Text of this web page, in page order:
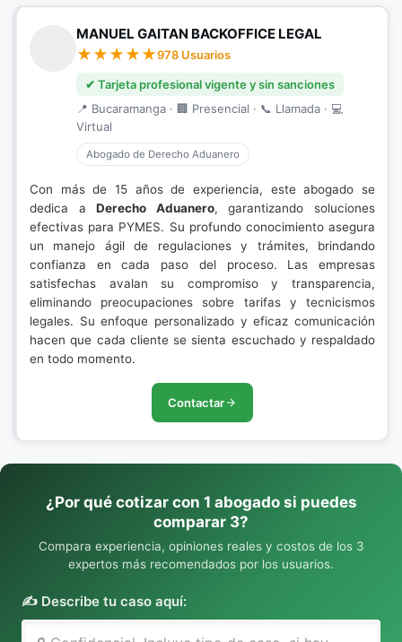
MANUEL GAITAN BACKOFFICE LEGAL
978 Usuarios
✔ Tarjeta profesional vigente y sin sanciones
📍 Bucaramanga · 🏢 Presencial · 📞 Llamada · 💻
Virtual
Abogado de Derecho Aduanero
Con más de 15 años de experiencia, este abogado se
dedica aDerecho Aduanero, garantizando soluciones
efectivas para PYMES. Su profundo conocimiento asegura
un manejo ágil de regulaciones y trámites, brindando
confianza en cada paso del proceso. Las empresas
satisfechas avalan su compromiso y transparencia,
eliminando preocupaciones sobre tarifas y tecnicismos
legales. Su enfoque personalizado y eficaz comunicación
hacen que cada cliente se sienta escuchado y respaldado
en todo momento.
Contactar
¿Por qué cotizar con 1 abogado si puedes
comparar 3?
Compara experiencia, opiniones reales y costos de los 3
expertos más recomendados por los usuarios.
✍️ Describe tu caso aquí: